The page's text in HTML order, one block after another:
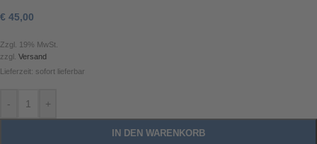
€ 45,00
Zzgl. 19% MwSt.
zzgl. Versand
Lieferzeit: sofort lieferbar
- +
IN DEN WARENKORB